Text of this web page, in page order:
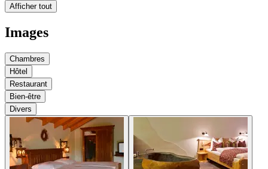
Afficher tout
Images
Chambres
Hôtel
Restaurant
Bien-être
Divers